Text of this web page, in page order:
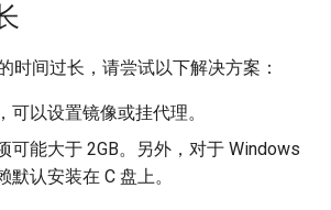
时间过长，请尝试以下解决方案：
可以设置镜像或挂代理。
可能大于 2GB。另外，对于 Windows
默认安装在 C 盘上。